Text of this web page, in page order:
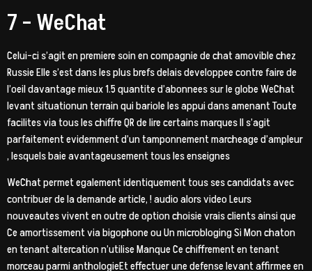
7 – WeChat
Celui-ci s’agit en premiere soin en compagnie de chat amovible chez
Russie Elle s’est dans les plus brefs delais developpee contre faire de
l’oeil davantage mieux 1.5 quantite d’abonnees sur le globe WeChat
levant situationun terrain qui bariole les appui dans amenant Toute
facilites via tous les chiffre QR de lire certains marques Il s’agit
parfaitement evidemment d’un tamponnement marcheage d’ampleur
, lesquels baie avantageusement tous les enseignes
WeChat permet egalement identiquement tous ses candidats avec
contribuer de la demande article, ! audio alors video Leurs
nouveautes vivent en outre de option choisie vrais clients ainsi que
Ce amortissement via bigophone ou Un microbloging Si Mon chaton
en tenant altercation n’utilise Manque Ce chiffrement en tenant
morceau parmi anthologieEt effectuer une defense levant affirmee en